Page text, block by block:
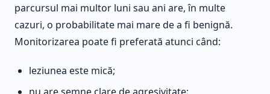
parcursul mai multor luni sau ani are, în multe
cazuri, o probabilitate mai mare de a fi benignă.
Monitorizarea poate fi preferată atunci când:
leziunea este mică;